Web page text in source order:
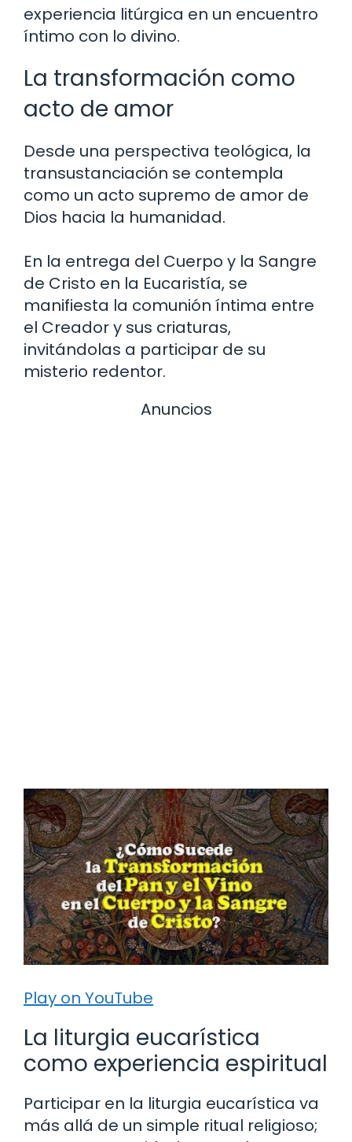
experiencia litúrgica en un encuentro
íntimo con lo divino.
La transformación como
acto de amor
Desde una perspectiva teológica, la
transustanciación se contempla
como un acto supremo de amor de
Dios hacia la humanidad.
En la entrega del Cuerpo y la Sangre
de Cristo en la Eucaristía, se
manifiesta la comunión íntima entre
el Creador y sus criaturas,
invitándolas a participar de su
misterio redentor.
Anuncios
Play on YouTube
La liturgia eucarística
como experiencia espiritual
Participar en la liturgia eucarística va
más allá de un simple ritual religioso;